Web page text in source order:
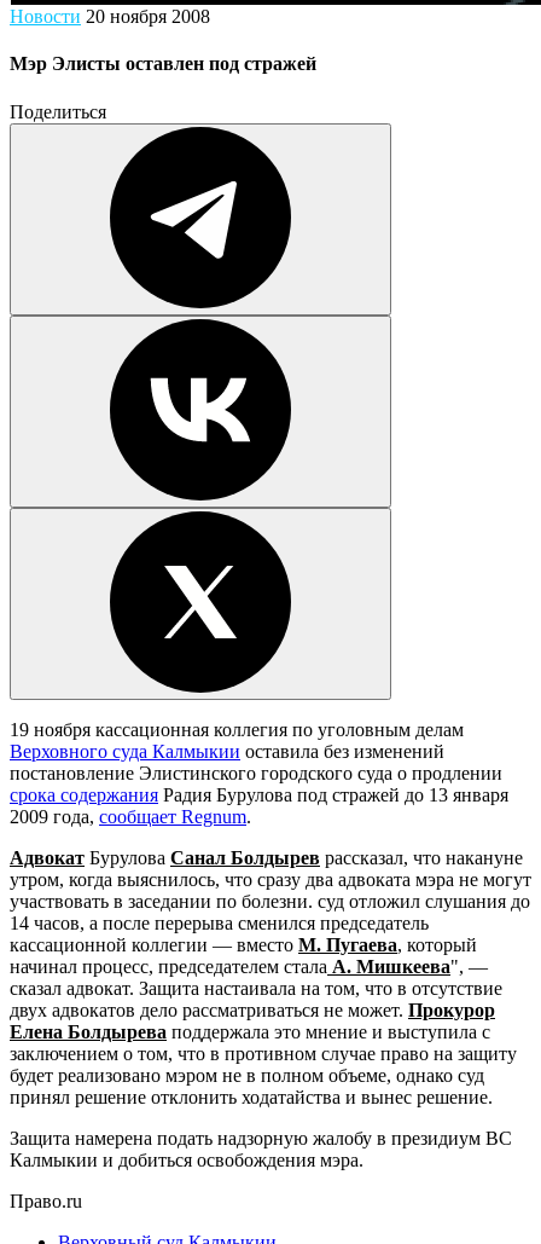
Новости 20 ноября 2008
Мэр Элисты оставлен под стражей
Поделиться
19 ноября кассационная коллегия по уголовным делам
Верховного суда Калмыкии оставила без изменений
постановление Элистинского городского суда о продлении
срока содержания Радия Бурулова под стражей до 13 января
2009 года, сообщает Regnum.
Адвокат Бурулова Санал Болдырев рассказал, что накануне
утром, когда выяснилось, что сразу два адвоката мэра не могут
участвовать в заседании по болезни. суд отложил слушания до
14 часов, а после перерыва сменился председатель
кассационной коллегии — вместо М. Пугаева, который
начинал процесс, председателем стала А. Мишкеева", —
сказал адвокат. Защита настаивала на том, что в отсутствие
двух адвокатов дело рассматриваться не может. Прокурор
Елена Болдырева поддержала это мнение и выступила с
заключением о том, что в противном случае право на защиту
будет реализовано мэром не в полном объеме, однако суд
принял решение отклонить ходатайства и вынес решение.
Защита намерена подать надзорную жалобу в президиум ВС
Калмыкии и добиться освобождения мэра.
Право.ru